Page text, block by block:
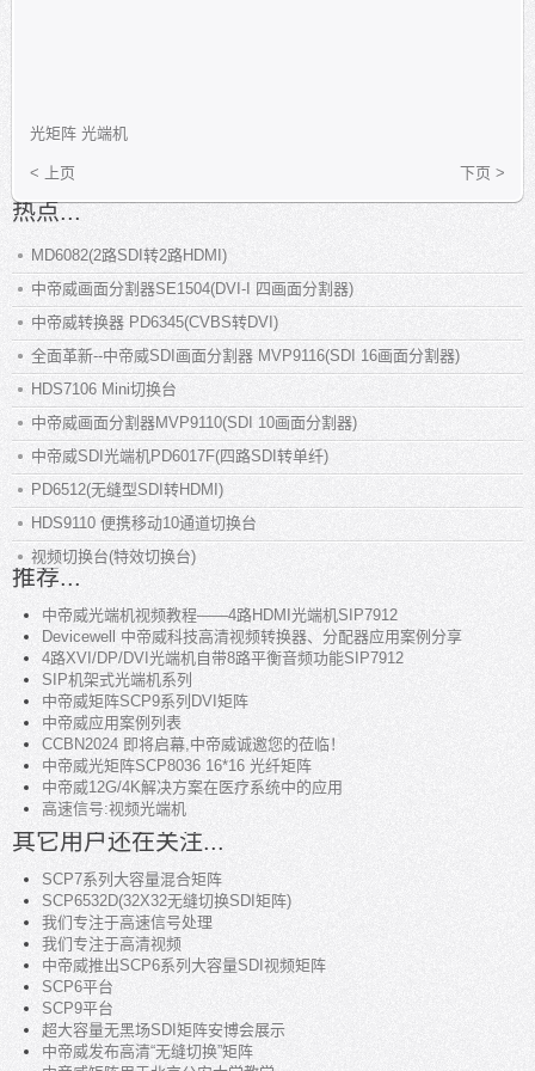
光矩阵 光端机
< 上页 下页 >
热点...
MD6082(2路SDI转2路HDMI)
中帝威画面分割器SE1504(DVI-I 四画面分割器)
中帝威转换器 PD6345(CVBS转DVI)
全面革新--中帝威SDI画面分割器 MVP9116(SDI 16画面分割器)
HDS7106 Mini切换台
中帝威画面分割器MVP9110(SDI 10画面分割器)
中帝威SDI光端机PD6017F(四路SDI转单纤)
PD6512(无缝型SDI转HDMI)
HDS9110 便携移动10通道切换台
视频切换台(特效切换台)
推荐...
中帝威光端机视频教程——4路HDMI光端机SIP7912
Devicewell 中帝威科技高清视频转换器、分配器应用案例分享
4路XVI/DP/DVI光端机自带8路平衡音频功能SIP7912
SIP机架式光端机系列
中帝威矩阵SCP9系列DVI矩阵
中帝威应用案例列表
CCBN2024 即将启幕,中帝威诚邀您的莅临！
中帝威光矩阵SCP8036 16*16 光纤矩阵
中帝威12G/4K解决方案在医疗系统中的应用
高速信号:视频光端机
其它用户还在关注...
SCP7系列大容量混合矩阵
SCP6532D(32X32无缝切换SDI矩阵)
我们专注于高速信号处理
我们专注于高清视频
中帝威推出SCP6系列大容量SDI视频矩阵
SCP6平台
SCP9平台
超大容量无黑场SDI矩阵安博会展示
中帝威发布高清“无缝切换”矩阵